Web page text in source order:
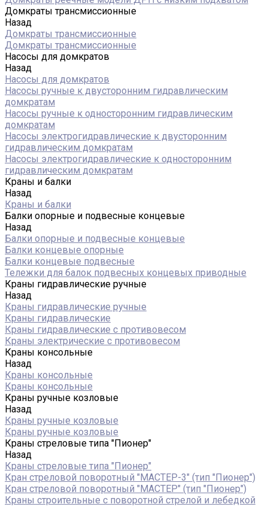
Домкраты трансмиссионные
Назад
Домкраты трансмиссионные
Домкраты трансмиссионные
Насосы для домкратов
Назад
Насосы для домкратов
Насосы ручные к двусторонним гидравлическим
домкратам
Насосы ручные к односторонним гидравлическим
домкратам
Насосы электрогидравлические к двусторонним
гидравлическим домкратам
Насосы электрогидравлические к односторонним
гидравлическим домкратам
Краны и балки
Назад
Краны и балки
Балки опорные и подвесные концевые
Назад
Балки опорные и подвесные концевые
Балки концевые опорные
Балки концевые подвесные
Тележки для балок подвесных концевых приводные
Краны гидравлические ручные
Назад
Краны гидравлические ручные
Краны гидравлические
Краны гидравлические с противовесом
Краны электрические с противовесом
Краны консольные
Назад
Краны консольные
Краны консольные
Краны ручные козловые
Назад
Краны ручные козловые
Краны ручные козловые
Краны стреловые типа "Пионер"
Назад
Краны стреловые типа "Пионер"
Кран стреловой поворотный "МАСТЕР-3" (тип "Пионер")
Кран стреловой поворотный "МАСТЕР" (тип "Пионер")
Краны строительные с поворотной стрелой и лебедкой